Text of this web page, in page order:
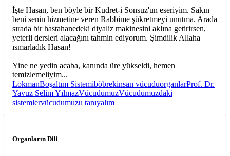
İşte Hasan, ben böyle bir Kudret-i Sonsuz'un eseriyim. Sakın
beni senin hizmetine veren Rabbime şükretmeyi unutma. Arada
sırada bir hastahanedeki diyaliz makinesini aklına getirirsen,
yeterli dersleri alacağını tahmin ediyorum. Şimdilik Allaha
ısmarladık Hasan!
Yine ne yedin acaba, kanında üre yükseldi, hemen
temizlemeliyim...
LokmanBoşaltım Sistemiböbrekinsan vücuduorganlarProf. Dr.
Yavuz Selim YılmazVücudumuzVücudumuzdaki
sistemlervücudumuzu tanıyalım
Organların Dili